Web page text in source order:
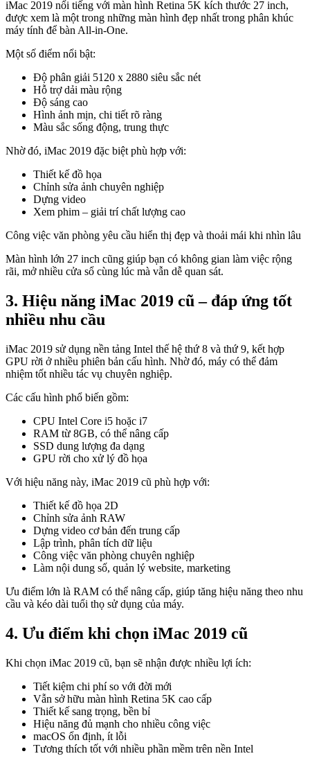
iMac 2019 nổi tiếng với màn hình Retina 5K kích thước 27 inch,
được xem là một trong những màn hình đẹp nhất trong phân khúc
máy tính để bàn All-in-One.
Một số điểm nổi bật:
Độ phân giải 5120 x 2880 siêu sắc nét
Hỗ trợ dải màu rộng
Độ sáng cao
Hình ảnh mịn, chi tiết rõ ràng
Màu sắc sống động, trung thực
Nhờ đó, iMac 2019 đặc biệt phù hợp với:
Thiết kế đồ họa
Chỉnh sửa ảnh chuyên nghiệp
Dựng video
Xem phim – giải trí chất lượng cao
Công việc văn phòng yêu cầu hiển thị đẹp và thoải mái khi nhìn lâu
Màn hình lớn 27 inch cũng giúp bạn có không gian làm việc rộng
rãi, mở nhiều cửa sổ cùng lúc mà vẫn dễ quan sát.
3. Hiệu năng iMac 2019 cũ – đáp ứng tốt
nhiều nhu cầu
iMac 2019 sử dụng nền tảng Intel thế hệ thứ 8 và thứ 9, kết hợp
GPU rời ở nhiều phiên bản cấu hình. Nhờ đó, máy có thể đảm
nhiệm tốt nhiều tác vụ chuyên nghiệp.
Các cấu hình phổ biến gồm:
CPU Intel Core i5 hoặc i7
RAM từ 8GB, có thể nâng cấp
SSD dung lượng đa dạng
GPU rời cho xử lý đồ họa
Với hiệu năng này, iMac 2019 cũ phù hợp với:
Thiết kế đồ họa 2D
Chỉnh sửa ảnh RAW
Dựng video cơ bản đến trung cấp
Lập trình, phân tích dữ liệu
Công việc văn phòng chuyên nghiệp
Làm nội dung số, quản lý website, marketing
Ưu điểm lớn là RAM có thể nâng cấp, giúp tăng hiệu năng theo nhu
cầu và kéo dài tuổi thọ sử dụng của máy.
4. Ưu điểm khi chọn iMac 2019 cũ
Khi chọn iMac 2019 cũ, bạn sẽ nhận được nhiều lợi ích:
Tiết kiệm chi phí so với đời mới
Vẫn sở hữu màn hình Retina 5K cao cấp
Thiết kế sang trọng, bền bỉ
Hiệu năng đủ mạnh cho nhiều công việc
macOS ổn định, ít lỗi
Tương thích tốt với nhiều phần mềm trên nền Intel